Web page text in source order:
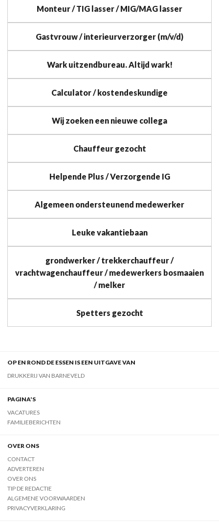
Monteur / TIG lasser / MIG/MAG lasser
Gastvrouw / interieurverzorger (m/v/d)
Wark uitzendbureau. Altijd wark!
Calculator / kostendeskundige
Wij zoeken een nieuwe collega
Chauffeur gezocht
Helpende Plus / Verzorgende IG
Algemeen ondersteunend medewerker
Leuke vakantiebaan
grondwerker / trekkerchauffeur /
vrachtwagenchauffeur / medewerkers bosmaaien
/ melker
Spetters gezocht
OP EN ROND DE ESSEN IS EEN UITGAVE VAN
DRUKKERIJ VAN BARNEVELD
PAGINA'S
VACATURES
FAMILIEBERICHTEN
OVER ONS
CONTACT
ADVERTEREN
OVER ONS
TIP DE REDACTIE
ALGEMENE VOORWAARDEN
PRIVACYVERKLARING